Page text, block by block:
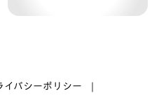
イバシーポリシー